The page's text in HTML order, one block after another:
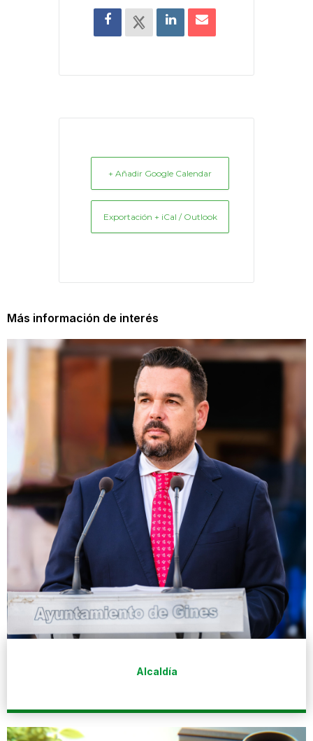
+ Añadir Google Calendar
Exportación + iCal / Outlook
Más información de interés
Alcaldía